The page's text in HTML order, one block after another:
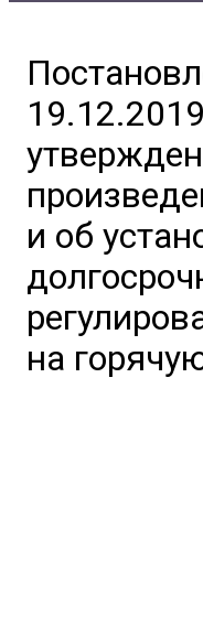
Контакты
Документы
Физическим
Маркетплейс
Партнерам
и об
на